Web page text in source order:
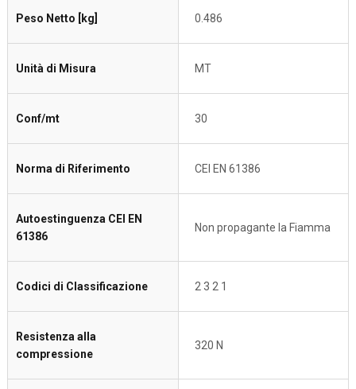
Peso Netto [kg] 0.486
Unità di Misura MT
Conf/mt 30
Norma di Riferimento CEI EN 61386
Autoestinguenza CEI EN
61386
Non propagante la Fiamma
Codici di Classificazione 2 3 2 1
Resistenza alla
compressione
320 N